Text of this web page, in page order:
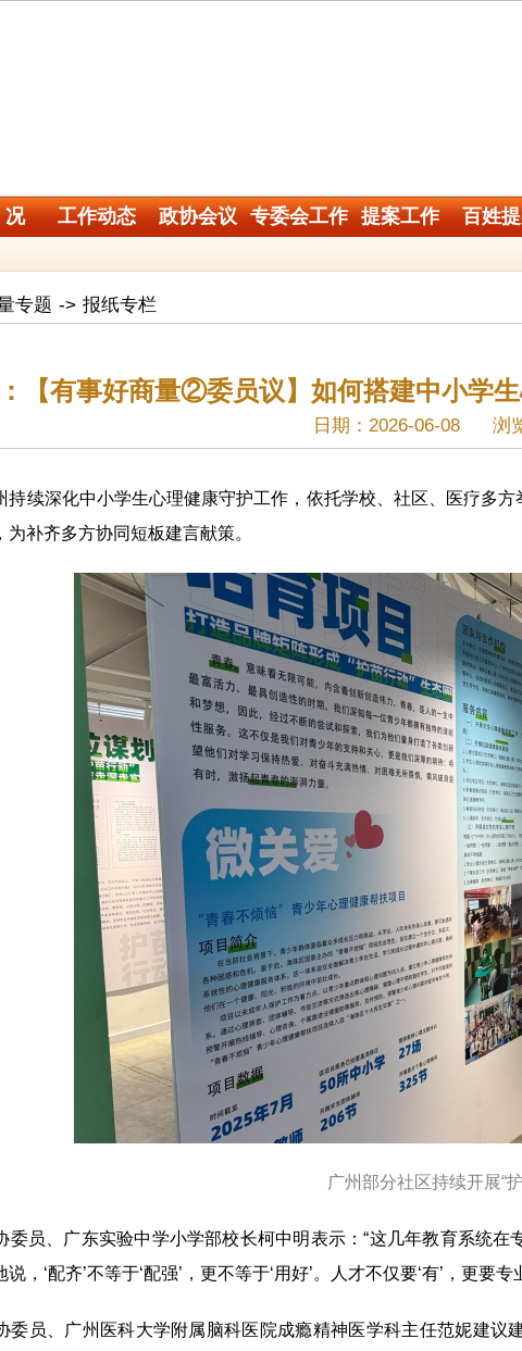
工作动态 政协会议 专委会工作 提案工作 百姓
专题 -> 报纸专栏
：【有事好商量②委员议】如何搭建中小学
日期：2026-06-08 浏
深化中小学生心理健康守护工作，依托学校、社区、医疗多方
为补齐多方协同短板建言献策。
广州部分社区持续开展“
、广东实验中学小学部校长柯中明表示：“这几年教育系统在
，‘配齐’不等于‘配强’，更不等于‘用好’。人才不仅要‘有’，更要专
、广州医科大学附属脑科医院成瘾精神医学科主任范妮建议